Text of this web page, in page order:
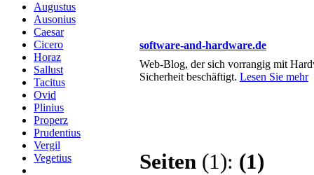
Augustus
Ausonius
Caesar
Cicero
Horaz
Sallust
Tacitus
Ovid
Plinius
Properz
Prudentius
Vergil
Vegetius
software-and-hardware.de
Web-Blog, der sich vorrangig mit
Sicherheit beschäftigt. Lesen Sie mehr
Seiten (1): (1)